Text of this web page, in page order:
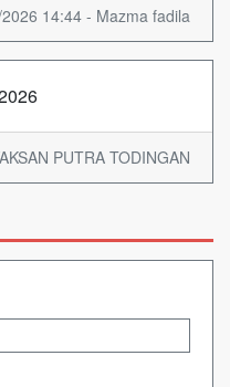
14:44 - Mazma fadila
PUTRA TODINGAN